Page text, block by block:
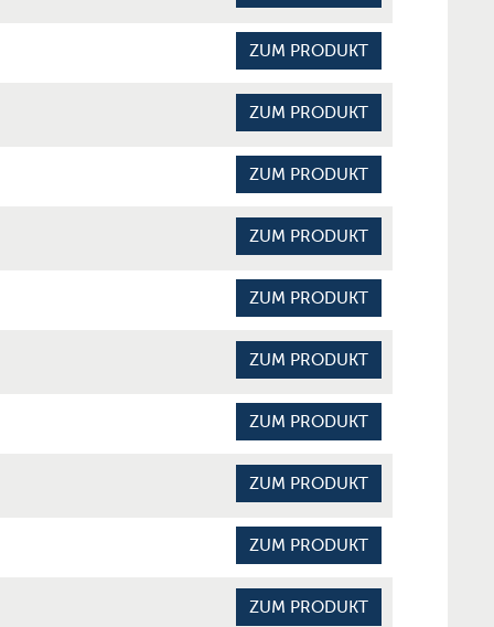
ZUM PRODUKT
ZUM PRODUKT
ZUM PRODUKT
ZUM PRODUKT
ZUM PRODUKT
ZUM PRODUKT
ZUM PRODUKT
ZUM PRODUKT
ZUM PRODUKT
ZUM PRODUKT